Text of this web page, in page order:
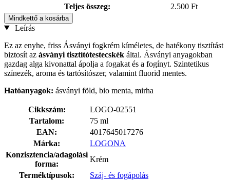
Teljes összeg:
2.500 Ft
Mindkettő a kosárba
Leírás
Ez az enyhe, friss Ásványi fogkrém kíméletes, de hatékony tisztítást
biztosít az ásványi tisztítótestecskék által. Ásványi anyagokban
gazdag alga kivonattal ápolja a fogakat és a fogínyt. Szintetikus
színezék, aroma és tartósítószer, valamint fluorid mentes.
Hatóanyagok: ásványi föld, bio menta, mirha
Cikkszám:
LOGO-02551
Tartalom:
75 ml
EAN:
4017645017276
Márka:
LOGONA
Konzisztencia/adagolási
forma:
Krém
Terméktípusok:
Száj- és fogápolás